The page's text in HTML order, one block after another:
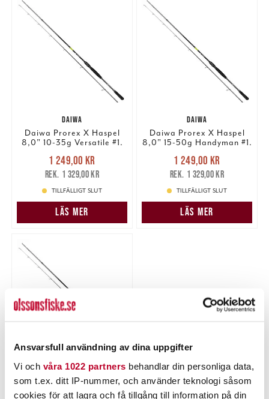
Ansvarsfull användning av dina uppgifter
Vi och våra 1022 partners behandlar din personliga data,
som t.ex. ditt IP-nummer, och använder teknologi såsom
cookies för att lagra och få tillgång till information på din
DAIWA
Daiwa Prorex X Haspel
8,0" 10-35g Versatile #1.
Nuvarande pris
1 249,00 krTidigare pris
1 329,00 kr
1 249,00 kr
1 329,00 kr
TILLFÄLLIGT SLUT
LÄS MER
DAIWA
Daiwa Prorex X Haspel
8,0" 15-50g Handyman #1.
Nuvarande pris
1 249,00 krTidigare pris
1 329,00 kr
1 249,00 kr
1 329,00 kr
TILLFÄLLIGT SLUT
LÄS MER
DAIWA
Daiwa Prorex X Haspel
8,4" 30-120g Lazy Pike #1.